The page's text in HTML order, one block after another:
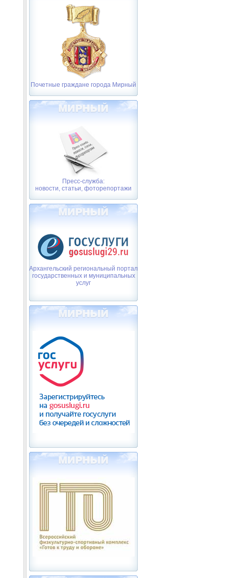
Почетные граждане города Мирный
Пресс-служба:
новости, статьи, фоторепортажи
Архангельский региональный портал
государственных и муниципальных
услуг